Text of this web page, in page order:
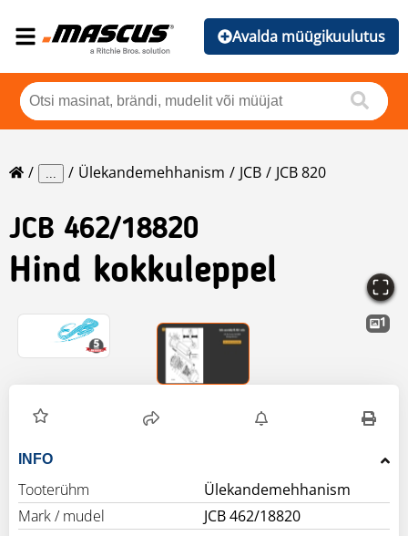
Avalda müügikuulutus
... Ülekandemehhanism JCB JCB 820
JCB 462/18820
Hind kokkuleppel
1
INFO
Tooterühm
Ülekandemehhanism
Mark / mudel
JCB 462/18820